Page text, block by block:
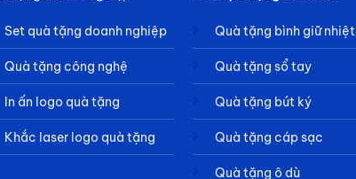
Set quà tặng doanh nghiệp
Quà tặng công nghệ
In ấn logo quà tặng
Khắc laser logo quà tặng
Quà tặng bình giữ nhiệt
Quà tặng sổ tay
Quà tặng bút ký
Quà tặng cáp sạc
Quà tặng ô dù